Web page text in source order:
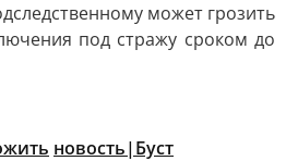
может грозить
под стражу сроком до
новость| Буст